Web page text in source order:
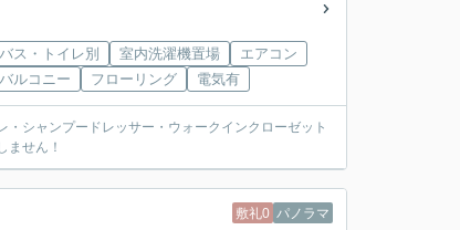
バス・トイレ別 室内洗濯機置場
エアコン
バルコニー
フローリング 電気有
シャンプードレッサー・ウォークインクローゼット
ません！
敷礼0 パノラマ